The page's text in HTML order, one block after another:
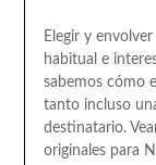
Elegir y
habitual e
sabemos cómo
tanto incluso
destinatario.
originales para